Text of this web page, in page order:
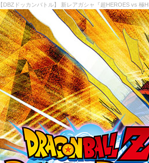
【DBZドッカンバトル】 新レアガシャ『超HEROES vs